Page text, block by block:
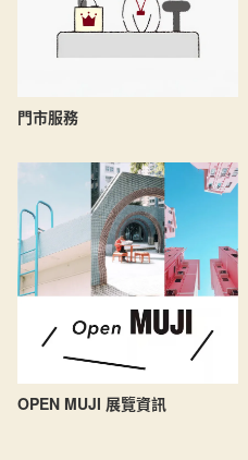
門市服務
OPEN MUJI 展覽資訊